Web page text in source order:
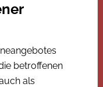
betroffenen
als